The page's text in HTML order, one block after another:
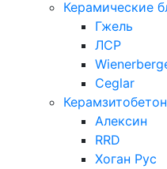
Керамические
Гжель
ЛСР
Ceglar
Алексин
RRD
Хоган Рус